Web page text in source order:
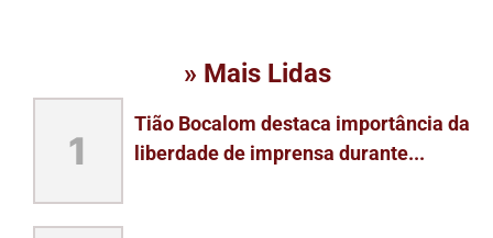
» Mais Lidas
1
Tião Bocalom destaca importância da
liberdade de imprensa durante...